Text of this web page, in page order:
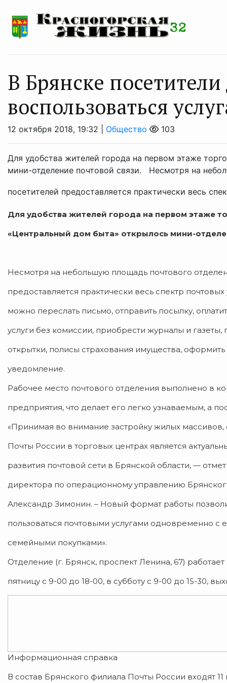
В Брянске
воспользоваться
12 октября 2018, 19:32 | Общество 103
Для удобства жителей города на первом этаже
мини-отделение почтовой связи. Несмотря на
посетителей предоставляется практически весь
Для удобства жителей города на первом этаже
«Центральный дом быта» открылось мини-
Несмотря на небольшую площадь почтового
предоставляется практически весь спектр почтовых
можно переслать письмо, отправить посылку,
услуги без комиссии, приобрести журналы и
открытки, полисы страхования имущества,
уведомление.
Рабочее место почтового отделения выполнено в
предприятия, что делает его легко узнаваемым, а
«Принимая во внимание застройку жилых массивов,
Почты России в торговых центрах является
развития почтовой сети в Брянской области, —
директора по операционному управлению
Александр Зимонин. – Новый формат работы
пользоваться почтовыми услугами одновременно
семейными покупками».
Отделение (г. Брянск, проспект Ленина, 67)
пятницу с 9-00 до 18-00, в субботу с 9-00 до 15-30,
Информационная справка
В состав Брянского филиала Почты России входят